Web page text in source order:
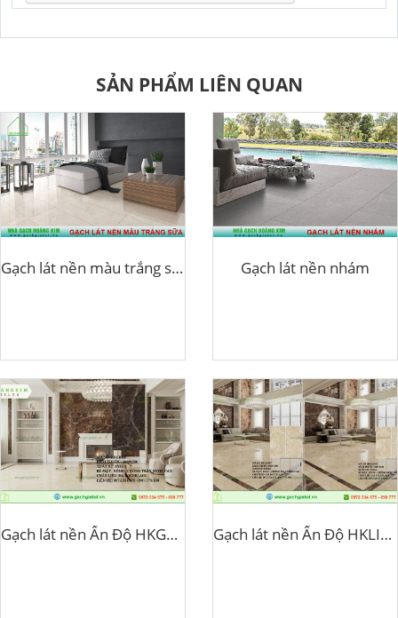
SẢN PHẨM LIÊN QUAN
Gạch lát nền màu trắng sữa Gạch lát nền nhám
Gạch lát nền Ấn Độ HKGRAT Gạch lát nền Ấn Độ HKLIGHT